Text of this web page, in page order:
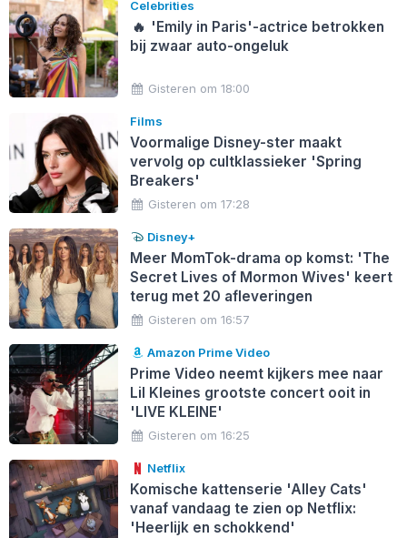
Celebrities
🔥 'Emily in Paris'-actrice betrokken
bij zwaar auto-ongeluk
Gisteren om 18:00
Films
Voormalige Disney-ster maakt
vervolg op cultklassieker 'Spring
Breakers'
Gisteren om 17:28
Disney+
Meer MomTok-drama op komst: 'The
Secret Lives of Mormon Wives' keert
terug met 20 afleveringen
Gisteren om 16:57
Amazon Prime Video
Prime Video neemt kijkers mee naar
Lil Kleines grootste concert ooit in
'LIVE KLEINE'
Gisteren om 16:25
Netflix
Komische kattenserie 'Alley Cats'
vanaf vandaag te zien op Netflix:
'Heerlijk en schokkend'